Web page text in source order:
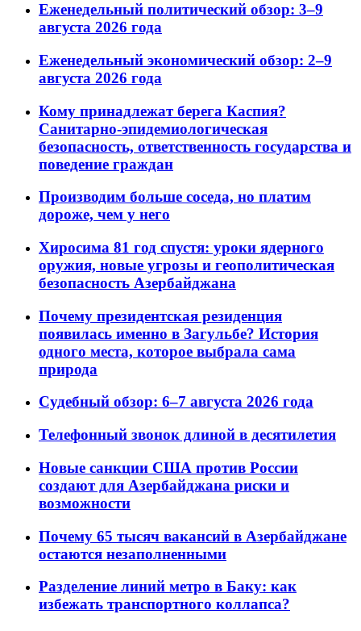
Еженедельный политический обзор: 3–9
августа 2026 года
Еженедельный экономический обзор: 2–9
августа 2026 года
Кому принадлежат берега Каспия?
Санитарно-эпидемиологическая
безопасность, ответственность государства и
поведение граждан
Производим больше соседа, но платим
дороже, чем у него
Хиросима 81 год спустя: уроки ядерного
оружия, новые угрозы и геополитическая
безопасность Азербайджана
Почему президентская резиденция
появилась именно в Загульбе? История
одного места, которое выбрала сама
природа
Судебный обзор: 6–7 августа 2026 года
Телефонный звонок длиной в десятилетия
Новые санкции США против России
создают для Азербайджана риски и
возможности
Почему 65 тысяч вакансий в Азербайджане
остаются незаполненными
Разделение линий метро в Баку: как
избежать транспортного коллапса?